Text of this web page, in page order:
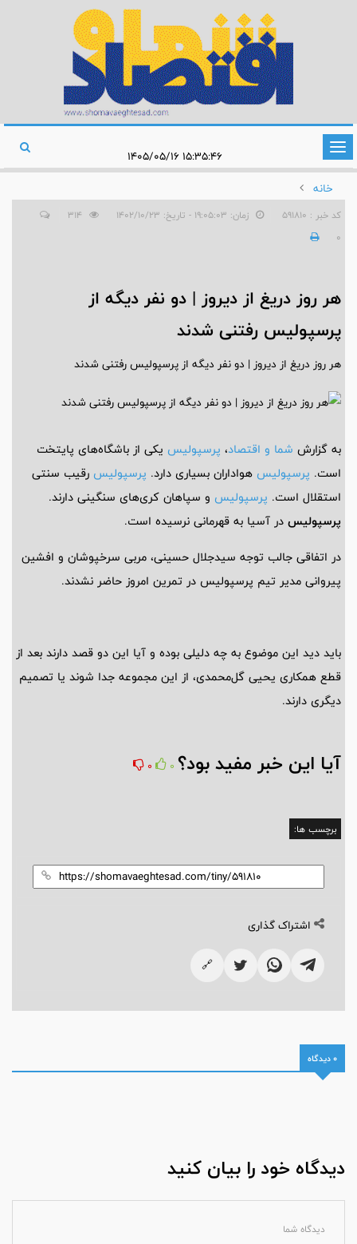
تغییر
وضعیت
ناوبری
خانه
کد خبر : 591810 زمان: ۱۹:۰۵:۰۳ - تاریخ: ۱۴۰۲/۱۰/۲۳
0
هر روز دریغ از دیروز | دو نفر دیگه از
پرسپولیس رفتنی شدند
هر روز دریغ از دیروز | دو نفر دیگه از پرسپولیس رفتنی شدند
به گزارش شما و اقتصاد، پرسپولیس یکی از باشگاه‌های پایتخت
است. پرسپولیس هواداران بسیاری دارد. پرسپولیس رقیب سنتی
استقلال است. پرسپولیس و سپاهان کری‌های سنگینی دارند.
پرسپولیس در آسیا به قهرمانی نرسیده است.
در اتفاقی جالب توجه سیدجلال حسینی، مربی سرخپوشان و افشین
پیروانی مدیر تیم پرسپولیس در تمرین امروز حاضر نشدند.
باید دید این موضوع به چه دلیلی بوده و آیا این دو قصد دارند بعد از
قطع همکاری یحیی گل‌محمدی، از این مجموعه جدا شوند یا تصمیم
دیگری دارند.
آیا این خبر مفید بود؟ 0
0
برچسب ها:
اشتراک گذاری
🔗
0 دیدگاه
دیدگاه خود را بیان کنید